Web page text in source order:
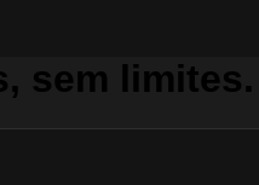
sem limites.